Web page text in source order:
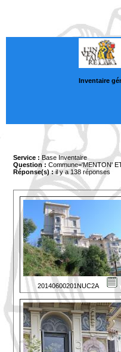
Inventaire
Service : Base Inventaire
Question : Commune='MENTON'
Réponse(s) :il y a 138 réponses
20140600201NUC2A